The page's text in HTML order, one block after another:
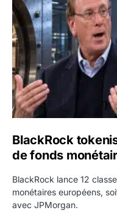
BlackRock
de fonds
BlackRock lance 12
monétaires européens,
avec JPMorgan.